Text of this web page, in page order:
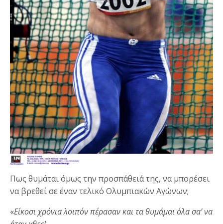
Πως θυμάται όμως την προσπάθειά της, να μπορέσει
να βρεθεί σε έναν τελικό Ολυμπιακών Αγώνων;
«Είκοσι χρόνια λοιπόν πέρασαν και τα θυμάμαι όλα σα’ να